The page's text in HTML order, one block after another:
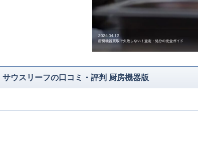
サウスリーフの口コミ・評判 厨房機器版